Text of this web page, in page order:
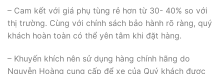
– Cam kết với giá phụ tùng rẻ hơn từ 30- 40% so với
thị trường. Cùng với chính sách bảo hành rõ ràng, quý
khách hoàn toàn có thể yên tâm khi đặt hàng.
– Khuyến khích nên sử dụng hàng chính hãng do
Nguyễn Hoàng cung cấp để xe của Quý khách được